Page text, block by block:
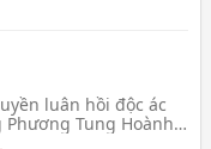
luân hồi độc ác
Tung Hoành